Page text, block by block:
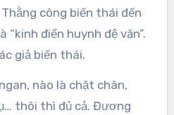
công biến thái đến
“kinh điển huynh đệ văn”.
giả biến thái.
nào là chặt chân,
thôi thì đủ cả. Đương